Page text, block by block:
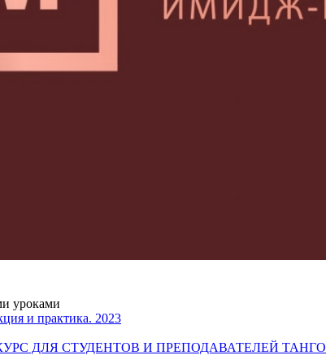
уроками
и практика. 2023
- КУРС ДЛЯ СТУДЕНТОВ И ПРЕПОДАВАТЕЛЕЙ ТАНГО